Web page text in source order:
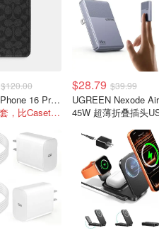
$120.00
COACH iPhone 16 Pro 保护壳 帆布
手机保护套，比Casetify便宜
$28.79 $39.99
UGREEN Nexode Air
45W 超薄折叠插头